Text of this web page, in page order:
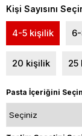
Kişi Sayısını
4-5 kişilik
20 kişilik 25
Pasta İçeriğini